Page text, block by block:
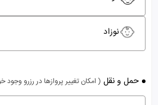
نوزاد
حمل و نقل ( امکان تغییر پروازها در رزرو